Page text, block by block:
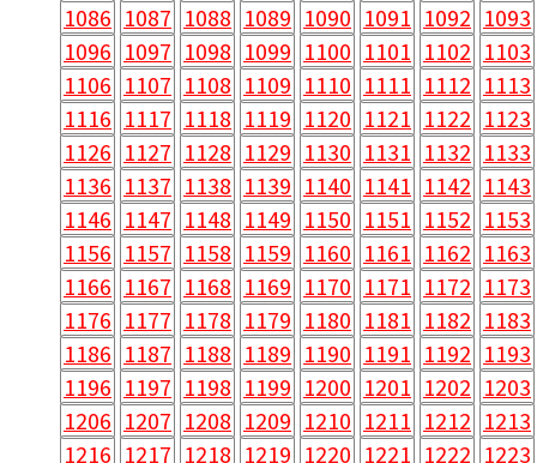
1086 1087 1088 1089 1090 1091 1092 1093
1096 1097 1098 1099 1100 1101 1102 1103
1106 1107 1108 1109 1110 1111 1112 1113
1116 1117 1118 1119 1120 1121 1122 1123
1126 1127 1128 1129 1130 1131 1132 1133
1136 1137 1138 1139 1140 1141 1142 1143
1146 1147 1148 1149 1150 1151 1152 1153
1156 1157 1158 1159 1160 1161 1162 1163
1166 1167 1168 1169 1170 1171 1172 1173
1176 1177 1178 1179 1180 1181 1182 1183
1186 1187 1188 1189 1190 1191 1192 1193
1196 1197 1198 1199 1200 1201 1202 1203
1206 1207 1208 1209 1210 1211 1212 1213
1216 1217 1218 1219 1220 1221 1222 1223